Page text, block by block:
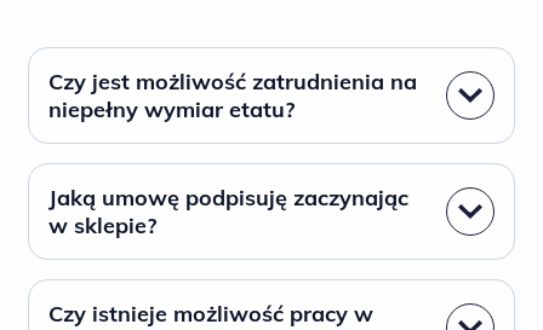
Czy jest możliwość zatrudnienia na
niepełny wymiar etatu?
Jaką umowę podpisuję zaczynając
w sklepie?
Czy istnieje możliwość pracy w